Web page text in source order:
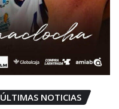
ÚLTIMAS NOTICIAS